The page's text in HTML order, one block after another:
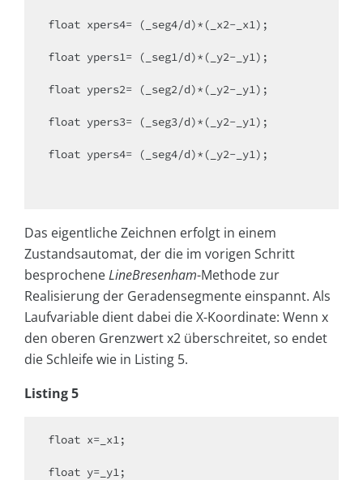
float xpers4= (_seg4/d)*(_x2-_x1);
float ypers1= (_seg1/d)*(_y2-_y1);
float ypers2= (_seg2/d)*(_y2-_y1);
float ypers3= (_seg3/d)*(_y2-_y1);
float ypers4= (_seg4/d)*(_y2-_y1);
Das eigentliche Zeichnen erfolgt in einem
Zustandsautomat, der die im vorigen Schritt
besprocheneLineBresenham-Methode zur
Realisierung der Geradensegmente einspannt. Als
Laufvariable dient dabei die X-Koordinate: Wenn x
den oberen Grenzwert x2 überschreitet, so endet
die Schleife wie in Listing 5.
Listing 5
float x=_x1;
float y=_y1;